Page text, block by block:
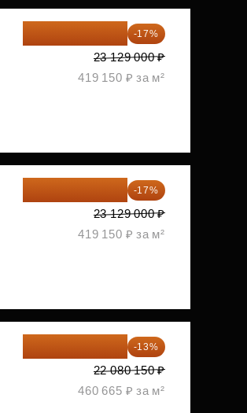
-17%
23 129 000 ₽
419 150 ₽ за м²
-17%
23 129 000 ₽
419 150 ₽ за м²
-13%
22 080 150 ₽
460 665 ₽ за м²